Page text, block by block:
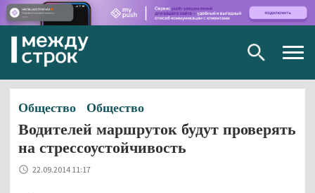
Общество Общество
Водителей маршруток будут проверять
на стрессоустойчивость
22.09.2014 11:17